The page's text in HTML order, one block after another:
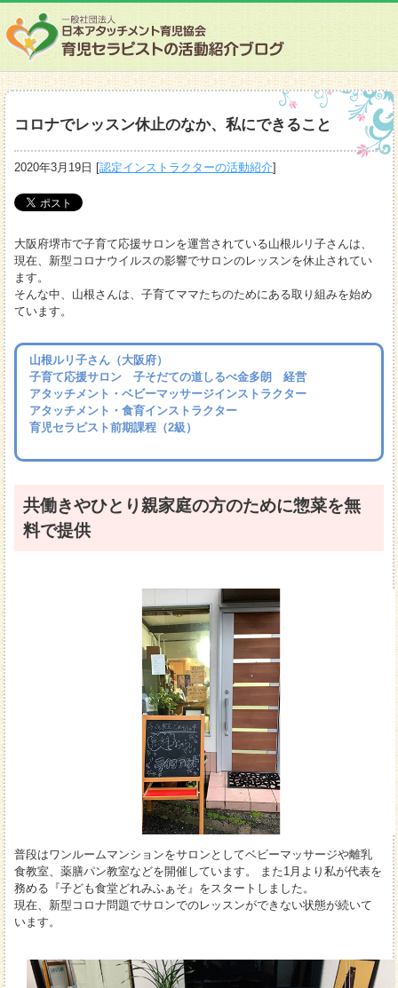
コロナでレッスン休止のなか、私にできること
2020年3月19日 [認定インストラクターの活動紹介]
大阪府堺市で子育て応援サロンを運営されている山根ルリ子さんは、
現在、新型コロナウイルスの影響でサロンのレッスンを休止されてい
ます。
そんな中、山根さんは、子育てママたちのためにある取り組みを始め
ています。
山根ルリ子さん（大阪府）
子育て応援サロン 子そだての道しるべ金多朗 経営
アタッチメント・ベビーマッサージインストラクター
アタッチメント・食育インストラクター
育児セラピスト前期課程（2級）
共働きやひとり親家庭の方のために惣菜を無
料で提供
普段はワンルームマンションをサロンとしてベビーマッサージや離乳
食教室、薬膳パン教室などを開催しています。 また1月より私が代表を
務める『子ども食堂どれみふぁそ』をスタートしました。
現在、新型コロナ問題でサロンでのレッスンができない状態が続いて
います。